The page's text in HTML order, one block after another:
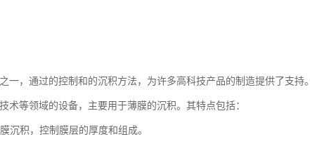
一，通过的控制和的沉积方法，为许多高科技产品的制造提供了支持。
等领域的设备，主要用于薄膜的沉积。其特点包括：
沉积，控制膜层的厚度和组成。